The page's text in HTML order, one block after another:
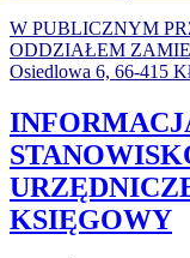
W PUBLICZNYM
ODDZIAŁEM
Osiedlowa 6, 66-415
KSIĘGOWY